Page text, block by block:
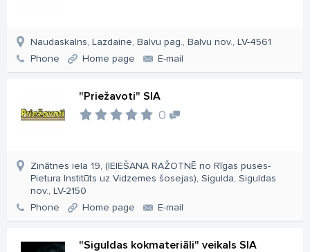
Naudaskalns, Lazdaine, Balvu pag., Balvu nov., LV-4561
Phone
Home page E-mail
"Priežavoti" SIA
0
Zinātnes iela 19, (IEIEŠANA RAŽOTNĒ no Rīgas puses-
Pietura Institūts uz Vidzemes šosejas), Sigulda, Siguldas
nov., LV-2150
Phone
Home page E-mail
"Siguldas kokmateriāli" veikals SIA